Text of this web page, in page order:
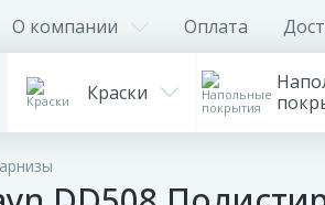
О компании Оплата
Краски